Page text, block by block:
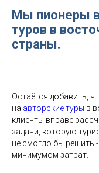
Мы пионеры
туров в
страны.
Остаётся добавить,
на авторские туры в
клиенты вправе
задачи, которую
не смогло бы решить
минимумом затрат.